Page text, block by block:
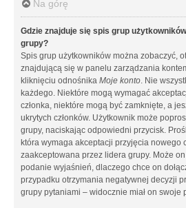
Na górę
Gdzie znajduje się spis grup
grupy?
Spis grup użytkowników można zobaczyć,
znajdującą się w panelu zarządzania
kliknięciu odnośnika Moje konto. Nie
każdego. Niektóre mogą wymagać
członka, niektóre mogą być zamknięte, a
ukrytych członków. Użytkownik może
grupy, naciskając odpowiedni przycisk.
która wymaga akceptacji przyjęcia nowego
zaakceptowana przez lidera grupy. Może
podanie wyjaśnień, dlaczego chce on
przypadku otrzymania negatywnej decyzji
grupy pytaniami – widocznie miał on swoje